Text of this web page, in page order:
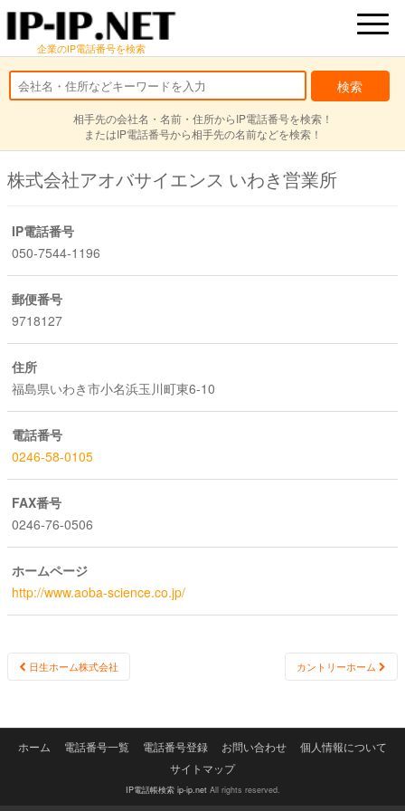
企業のIP電話番号を検索
相手先の会社名・名前・住所からIP電話番号を検索！
またはIP電話番号から相手先の名前などを検索！
株式会社アオバサイエンス いわき営業所
IP電話番号
050-7544-1196
郵便番号
9718127
住所
福島県いわき市小名浜玉川町東6-10
電話番号
0246-58-0105
FAX番号
0246-76-0506
ホームページ
http://www.aoba-science.co.jp/
Post
日生ホーム株式会社 カントリーホーム
ホーム 電話番号一覧 電話番号登録 お問い合わせ
個人情報について
サイトマップ
IP電話帳検索 ip-ip.netAll rights reserved.